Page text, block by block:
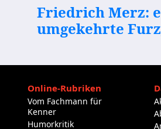
Friedrich Merz:
umgekehrte
Online-Rubriken
Vom Fachmann für
Kenner
Humorkritik